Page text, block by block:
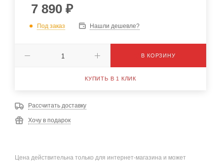
7 890 ₽
Под заказ Нашли дешевле?
В КОРЗИНУ
КУПИТЬ В 1 КЛИК
Рассчитать доставку
Хочу в подарок
Цена действительна только для интернет-магазина и может